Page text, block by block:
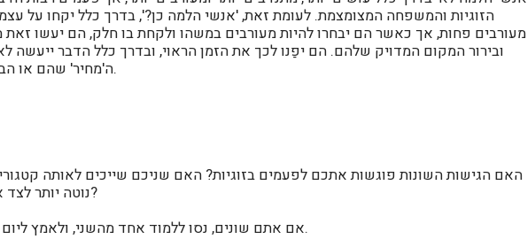
הזוגיות והמשפחה המצומצמת. לעומת זאת, 'אנשי הלמה כן?', בדרך כלל יקחו על
מעורבים פחות, אך כאשר הם יבחרו להיות מעורבים במשהו ולקחת בו חלק, הם יעשו
ובירור המקום המדויק שלהם. הם יפַנו לכך את הזמן הראוי, ובדרך כלל הדבר ייעשה
ה'מחיר' שהם או הבית יצטרכו לשם על כך.
האם הגישות השונות פוגשות אתכם לפעמים בזוגיות? האם שניכם שייכים לאותה
נוטה יותר לצד אחד, והשני לצד האחר?
אם אתם שונים, נסו ללמוד אחד מהשני, ולאמץ ליום אחד את הדפוס השני.